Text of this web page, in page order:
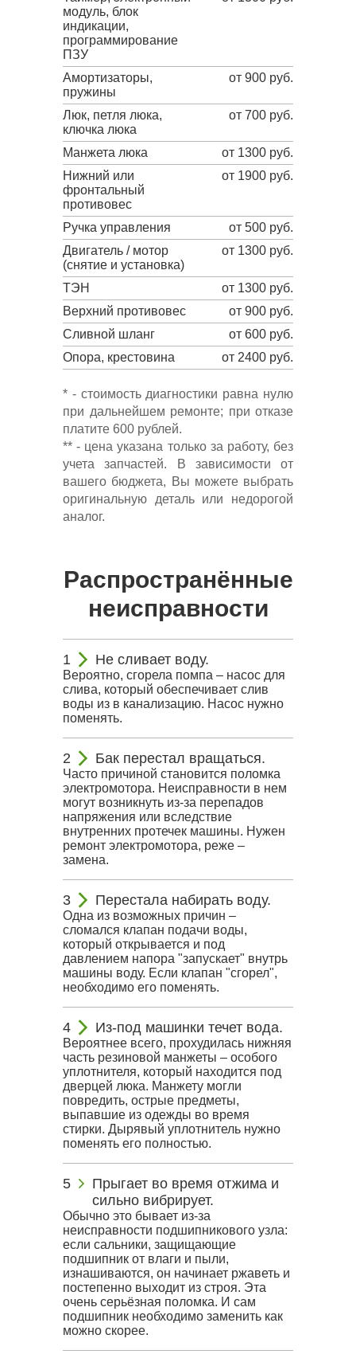
модуль, блок
индикации,
программирование
ПЗУ
Амортизаторы,
пружины
от 900 руб.
Люк, петля люка,
ключка люка
от 700 руб.
Манжета люка
от 1300 руб.
Нижний или
фронтальный
противовес
от 1900 руб.
Ручка управления
от 500 руб.
Двигатель / мотор
(снятие и установка)
от 1300 руб.
ТЭН
от 1300 руб.
Верхний противовес
от 900 руб.
Сливной шланг
от 600 руб.
Опора, крестовина
от 2400 руб.
* - стоимость диагностики равна нулю
при дальнейшем ремонте; при отказе
платите 600 рублей.
** - цена указана только за работу, без
учета запчастей. В зависимости от
вашего бюджета, Вы можете выбрать
оригинальную деталь или недорогой
аналог.
Распространённые
неисправности
Не сливает воду.
Вероятно, сгорела помпа – насос для
слива, который обеспечивает слив
воды из в канализацию. Насос нужно
поменять.
Бак перестал вращаться.
Часто причиной становится поломка
электромотора. Неисправности в нем
могут возникнуть из-за перепадов
напряжения или вследствие
внутренних протечек машины. Нужен
ремонт электромотора, реже –
замена.
Перестала набирать воду.
Одна из возможных причин –
сломался клапан подачи воды,
который открывается и под
давлением напора "запускает" внутрь
машины воду. Если клапан "сгорел",
необходимо его поменять.
Из-под машинки течет вода.
Вероятнее всего, прохудилась нижняя
часть резиновой манжеты – особого
уплотнителя, который находится под
дверцей люка. Манжету могли
повредить, острые предметы,
выпавшие из одежды во время
стирки. Дырявый уплотнитель нужно
поменять его полностью.
Прыгает во время отжима и
сильно вибрирует.
Обычно это бывает из-за
неисправности подшипникового узла:
если сальники, защищающие
подшипник от влаги и пыли,
изнашиваются, он начинает ржаветь и
постепенно выходит из строя. Эта
очень серьёзная поломка. И сам
подшипник необходимо заменить как
можно скорее.